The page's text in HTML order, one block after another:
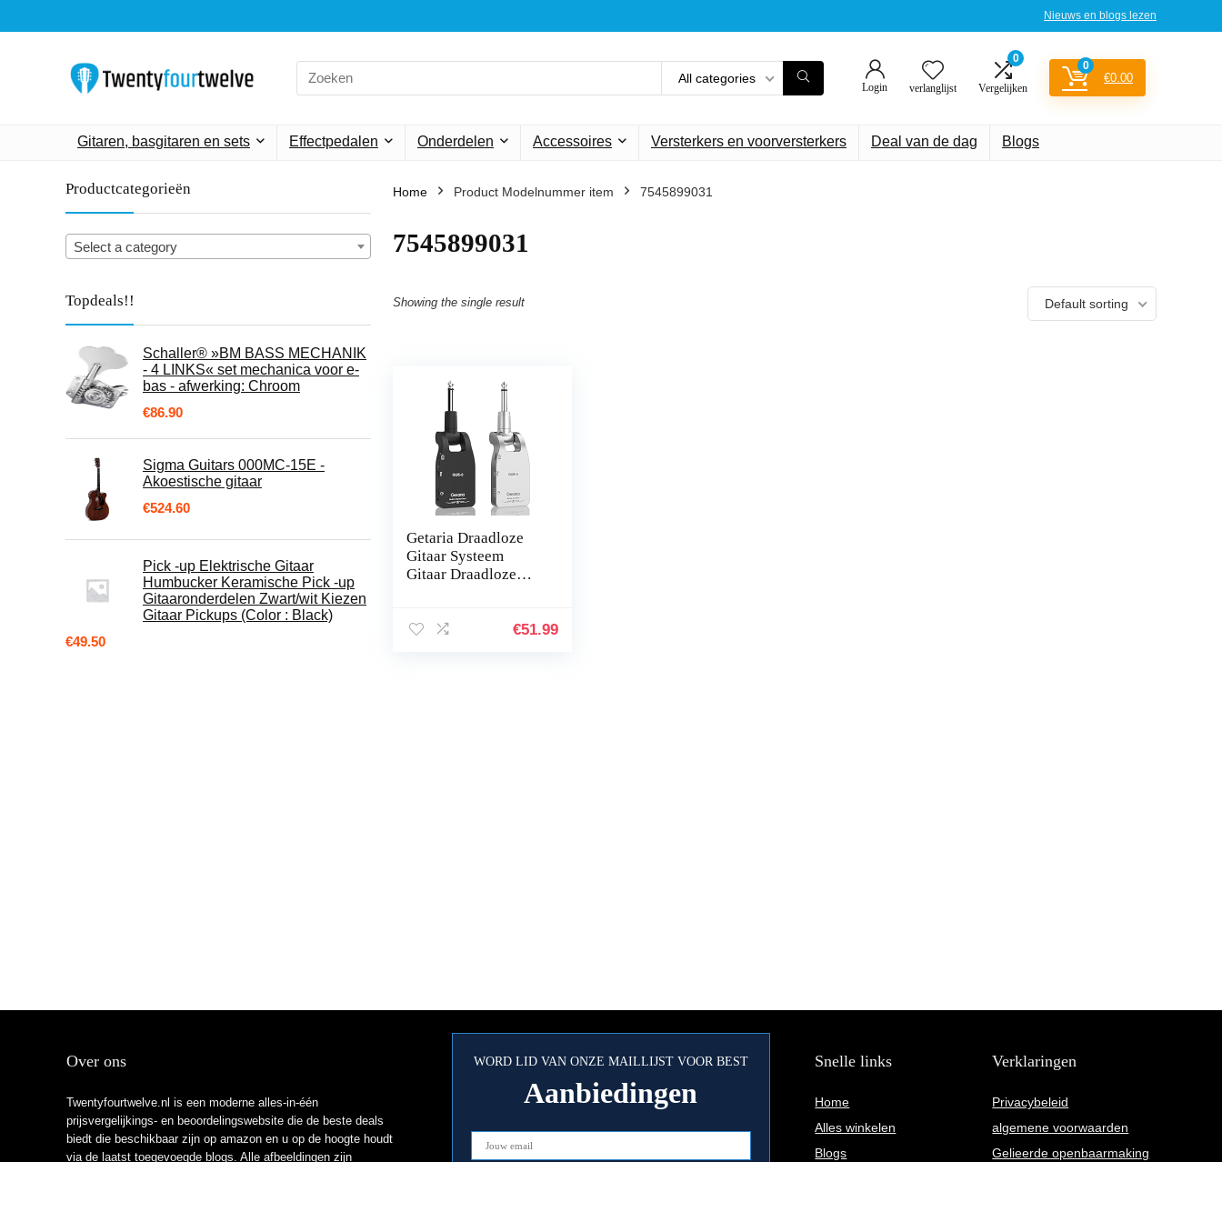
Nieuws en blogs lezen
Search
for:
All categories
Login verlanglijst
0
Vergelijken
0
€0.00
Gitaren, basgitaren en sets Effectpedalen Onderdelen Accessoires Versterkers en voorversterkers Deal van de dag Blogs
Productcategorieën
Select a category
Topdeals!!
Schaller® »BM BASS MECHANIK
- 4 LINKS« set mechanica voor e-
bas - afwerking: Chroom
€86.90
Sigma Guitars 000MC-15E -
Akoestische gitaar
€524.60
Pick -up Elektrische Gitaar
Humbucker Keramische Pick -up
Gitaaronderdelen Zwart/wit Kiezen
Gitaar Pickups (Color : Black)
€49.50
Home Product Modelnummer item ‎7545899031
‎7545899031
Showing the single result Default sorting
Getaria Draadloze
Gitaar Systeem
Gitaar Draadloze
Draadloze Digitale
€51.99
Over ons
Twentyfourtwelve.nl is een moderne alles-in-één
prijsvergelijkings- en beoordelingswebsite die de beste deals
biedt die beschikbaar zijn op amazon en u op de hoogte houdt
via de laatst toegevoegde blogs. Alle afbeeldingen zijn
WORD LID VAN ONZE MAILLIJST VOOR BEST
Aanbiedingen
Snelle links
Home
Alles winkelen
Blogs
Verklaringen
Privacybeleid
algemene voorwaarden
Gelieerde openbaarmaking